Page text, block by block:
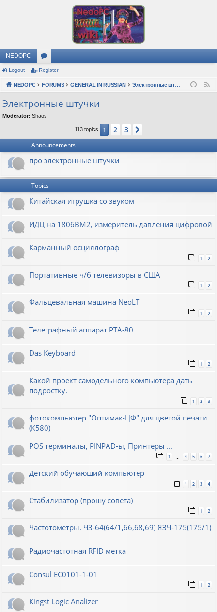
NEDOPC
or
u
s
Logout Register
NEDOPC FORUMS GENERAL IN RUSSIAN Электронные штучки
Электронные штучки
Moderator: Shaos
113 topics 1 2 3
Announcements
про электронные штучки
Topics
Китайская игрушка со звуком
ИДЦ на 1806ВМ2, измеритель давления цифровой
Карманный осциллограф
1 2
Портативные ч/б телевизоры в США
1 2
Фальцевальная машина NeoLT
1 2
Телеграфный аппарат РТА-80
Das Keyboard
1 2
Какой проект самодельного компьютера дать
подростку.
1 2 3
фотокомпьютер "Оптимак-ЦФ" для цветой печати
(К580)
POS терминалы, PINPAD-ы, Принтеры ...
1 4 5 6 7
Детский обучающий компьютер
1 2 3 4
Стабилизатор (прошу совета)
1 2
Частотометры. Ч3-64(64/1,66,68,69) ЯЗЧ-175(175/1)
Радиочастотная RFID метка
Consul EC0101-1-01
1 2
Kingst Logic Analizer